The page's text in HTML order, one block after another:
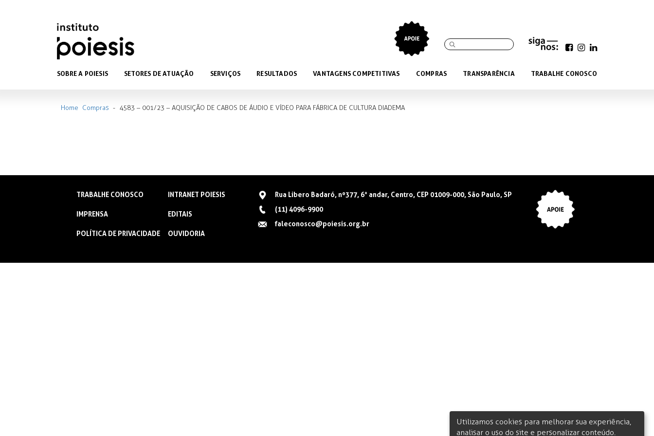
SOBRE A POIESIS SETORES DE ATUAÇÃO SERVIÇOS RESULTADOS VANTAGENS COMPETITIVAS COMPRAS TRANSPARÊNCIA TRABALHE CONOSCO
Home Compras - 4583 – 001/23 – AQUISIÇÃO DE CABOS DE ÁUDIO E VÍDEO PARA FÁBRICA DE CULTURA DIADEMA
TRABALHE CONOSCO
IMPRENSA
POLÍTICA DE PRIVACIDADE
INTRANET POIESIS
EDITAIS
OUVIDORIA
Rua Libero Badaró, nº377, 6° andar, Centro, CEP 01009-000, São Paulo, SP
(11) 4096-9900
faleconosco@poiesis.org.br
Utilizamos cookies para melhorar sua experiência,
analisar o uso do site e personalizar conteúdo.